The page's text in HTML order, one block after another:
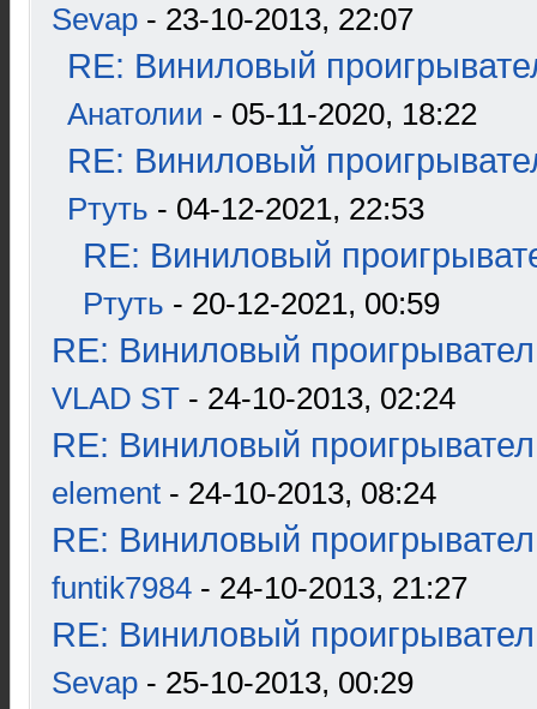
Sevap - 23-10-2013, 22:07
RE: Виниловый
Анатолии - 05-11-2020, 18:22
RE: Виниловый
Ртуть - 04-12-2021, 22:53
RE: Виниловый
Ртуть - 20-12-2021, 00:59
RE: Виниловый
VLAD ST - 24-10-2013, 02:24
RE: Виниловый
element - 24-10-2013, 08:24
RE: Виниловый
funtik7984 - 24-10-2013, 21:27
RE: Виниловый
Sevap - 25-10-2013, 00:29